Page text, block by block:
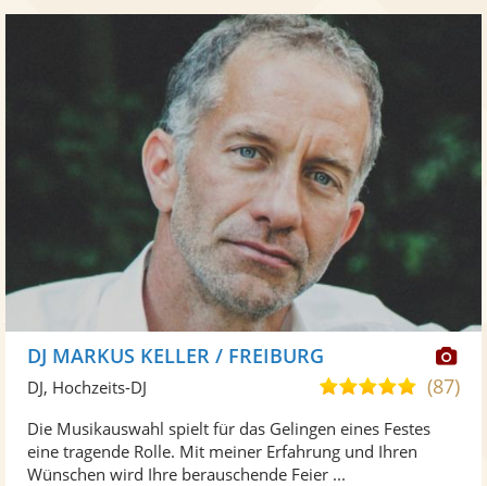
DJ MARKUS KELLER / FREIBURG
5,0
5
(87)
DJ, Hochzeits-DJ
Die Musikauswahl spielt für das Gelingen eines Festes
eine tragende Rolle. Mit meiner Erfahrung und Ihren
Wünschen wird Ihre berauschende Feier ...